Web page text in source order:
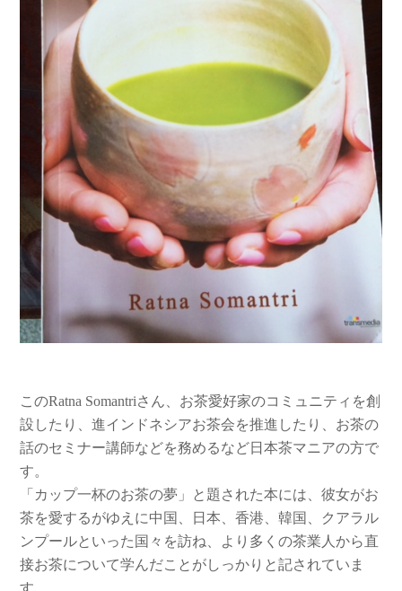
このRatna Somantriさん、お茶愛好家のコミュニティを創
設したり、進インドネシアお茶会を推進したり、お茶の
話のセミナー講師などを務めるなど日本茶マニアの方で
す。
「カップ一杯のお茶の夢」と題された本には、彼女がお
茶を愛するがゆえに中国、日本、香港、韓国、クアラル
ンプールといった国々を訪ね、より多くの茶業人から直
接お茶について学んだことがしっかりと記されていま